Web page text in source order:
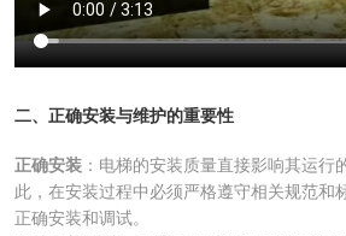
二、正确安装与维护的重要性
正确安装 ：电梯的安装质量直接影响其运行
此，在安装过程中必须严格遵守相关规范和
正确安装和调试。